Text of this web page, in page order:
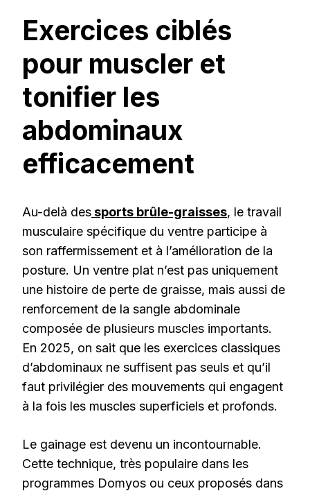
Exercices ciblés
pour muscler et
tonifier les
abdominaux
efficacement
Au-delà dessports brûle-graisses, le travail
musculaire spécifique du ventre participe à
son raffermissement et à l’amélioration de la
posture. Un ventre plat n’est pas uniquement
une histoire de perte de graisse, mais aussi de
renforcement de la sangle abdominale
composée de plusieurs muscles importants.
En 2025, on sait que les exercices classiques
d’abdominaux ne suffisent pas seuls et qu’il
faut privilégier des mouvements qui engagent
à la fois les muscles superficiels et profonds.
Le gainage est devenu un incontournable.
Cette technique, très populaire dans les
programmes Domyos ou ceux proposés dans